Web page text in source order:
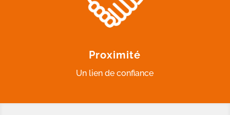
Proximité
Un lien de confiance